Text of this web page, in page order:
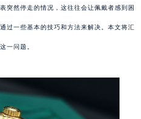
突然停走的情况，这往往会让佩戴者感到困
过一些基本的技巧和方法来解决。本文将汇
一问题。